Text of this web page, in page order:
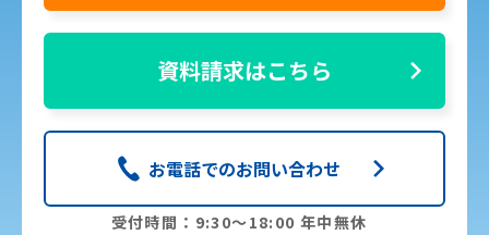
資料請求はこちら
お電話でのお問い合わせ
受付時間：9:30〜18:00 年中無休